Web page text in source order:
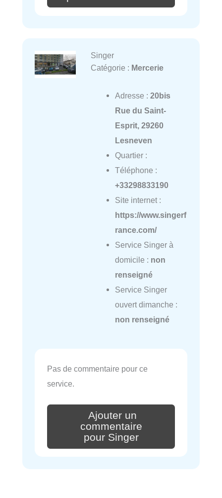
Singer
Catégorie : Mercerie
Adresse : 20bis
Rue du Saint-
Esprit, 29260
Lesneven
Quartier :
Téléphone :
+33298833190
Site internet :
https://www.singerf
rance.com/
Service Singer à
domicile : non
renseigné
Service Singer
ouvert dimanche :
non renseigné
Pas de commentaire pour ce
service.
Ajouter un
commentaire
pour Singer